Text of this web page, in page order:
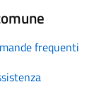
frequenti